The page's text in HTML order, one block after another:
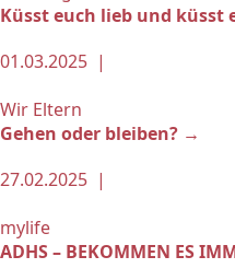
Küsst euch lieb und küsst
01.03.2025 |
Wir Eltern
Gehen oder bleiben? →
27.02.2025 |
mylife
ADHS – BEKOMMEN ES